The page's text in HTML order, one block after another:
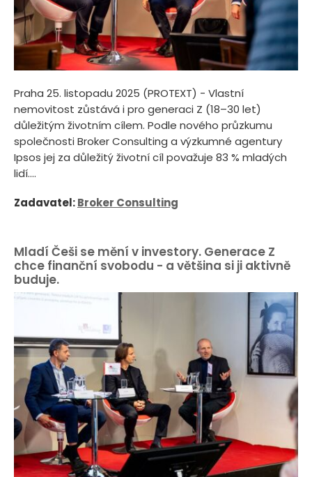
Praha 25. listopadu 2025 (PROTEXT) - Vlastní
nemovitost zůstává i pro generaci Z (18–30 let)
důležitým životním cílem. Podle nového průzkumu
společnosti Broker Consulting a výzkumné agentury
Ipsos jej za důležitý životní cíl považuje 83 % mladých
lidí....
Zadavatel:Broker Consulting
Mladí Češi se mění v investory. Generace Z
chce finanční svobodu - a většina si ji aktivně
buduje.